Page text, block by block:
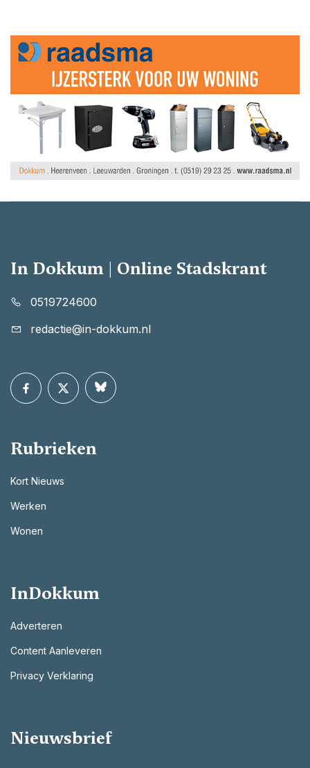
In Dokkum | Online Stadskrant
0519724600
redactie@in-dokkum.nl
Rubrieken
Kort Nieuws
Werken
Wonen
InDokkum
Adverteren
Content Aanleveren
Privacy Verklaring
Nieuwsbrief